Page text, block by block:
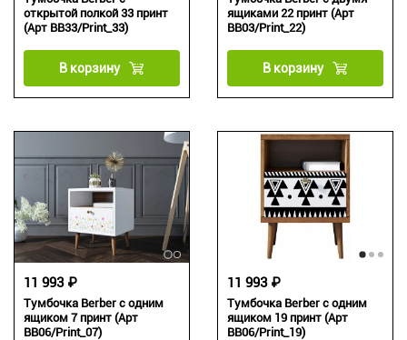
открытой полкой 33 принт
(Арт BB33/Print_33)
В корзину
ящиками 22 принт (Арт
BB03/Print_22)
В корзину
Тумбочка Berber с одним
ящиком 7 принт (Арт
BB06/Print_07)
11 993 ₽
Тумбочка Berber с одним
ящиком 19 принт (Арт
BB06/Print_19)
11 993 ₽